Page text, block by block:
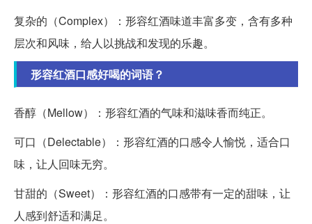
复杂的（Complex）：形容红酒味道丰富多变，含有多种
层次和风味，给人以挑战和发现的乐趣。
形容红酒口感好喝的词语？
香醇（Mellow）：形容红酒的气味和滋味香而纯正。
可口（Delectable）：形容红酒的口感令人愉悦，适合口
味，让人回味无穷。
甘甜的（Sweet）：形容红酒的口感带有一定的甜味，让
人感到舒适和满足。